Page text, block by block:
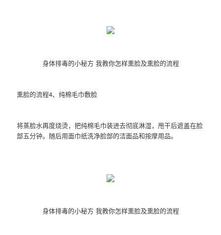
身体排毒的小秘方 我教你怎样熏脸及熏脸的流程
熏脸的流程4、纯棉毛巾敷脸
将蒸脸水再度烧烫，把纯棉毛巾装进去彻底淋湿，甩干后遮盖在脸
部五分钟。随后用面巾纸洗净脸部的洁面品和按摩用品。
身体排毒的小秘方 我教你怎样熏脸及熏脸的流程